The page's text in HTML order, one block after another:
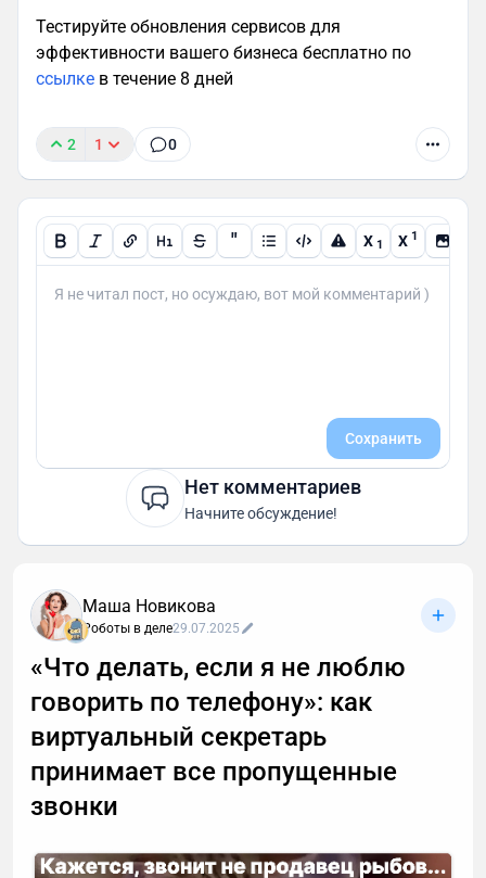
Тестируйте обновления сервисов для
эффективности вашего бизнеса бесплатно по
ссылке в течение 8 дней
2 1 0
" X 1 X 1
Сохранить
Нет комментариев
Начните обсуждение!
Маша Новикова
Роботы в деле29.07.2025
«Что делать, если я не люблю
говорить по телефону»: как
виртуальный секретарь
принимает все пропущенные
звонки